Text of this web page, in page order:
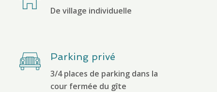
De village individuelle
Parking privé
3/4 places de parking dans la
cour fermée du gîte